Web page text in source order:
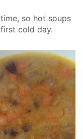
so hot soups
cold day.